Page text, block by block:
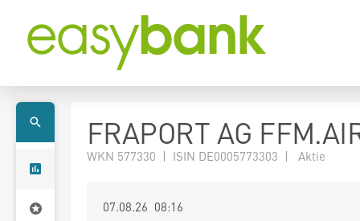
FRAPORT AG
WKN 577330 | ISIN DE0005773303 | Aktie
07.08.26 08:16